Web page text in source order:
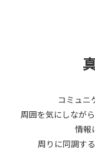
コミュニ
周囲を気にしなが
情報
周りに同調す